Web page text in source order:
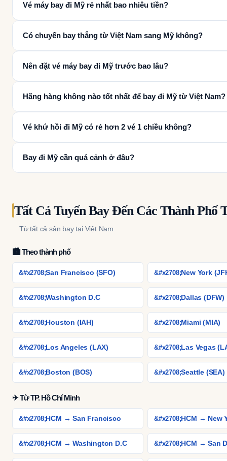
Vé máy bay đi Mỹ rẻ nhất bao nhiêu tiền?
Có chuyến bay thẳng từ Việt Nam sang Mỹ không?
Nên đặt vé máy bay đi Mỹ trước bao lâu?
Hãng hàng không nào tốt nhất để bay đi Mỹ từ Việt Nam?
Vé khứ hồi đi Mỹ có rẻ hơn 2 vé 1 chiều không?
Bay đi Mỹ cần quá cảnh ở đâu?
Tất Cả Tuyến Bay Đến Các Thành Phố
Từ tất cả sân bay tại Việt Nam
🏙 Theo thành phố
San Francisco (SFO) New York
Washington D.C Dallas (DFW)
Houston (IAH) Miami (MIA)
Los Angeles (LAX) Las Vegas
Boston (BOS) Seattle (SEA)
✈ Từ TP. Hồ Chí Minh
HCM → San Francisco HCM → New
HCM → Washington D.C HCM → San